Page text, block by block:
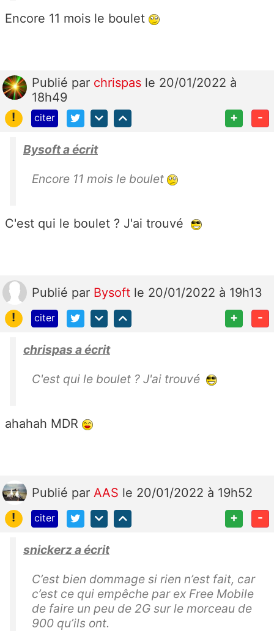
Encore 11 mois le boulet
Publié par chrispas le 20/01/2022 à
18h49
!
citer + -
Bysoft a écrit
Encore 11 mois le boulet
C'est qui le boulet ? J'ai trouvé
Publié par Bysoft le 20/01/2022 à 19h13
!
citer + -
chrispas a écrit
C'est qui le boulet ? J'ai trouvé
ahahah MDR
Publié par AAS le 20/01/2022 à 19h52
!
citer + -
snickerz a écrit
C’est bien dommage si rien n’est fait, car
c’est ce qui empêche par ex Free Mobile
de faire un peu de 2G sur le morceau de
900 qu’ils ont.